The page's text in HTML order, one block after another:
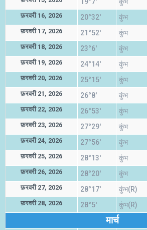
फ़रवरी 16, 2026 20°32' कुंभ
फ़रवरी 17, 2026 21°52' कुंभ
फ़रवरी 18, 2026 23°6' कुंभ
फ़रवरी 19, 2026 24°14' कुंभ
फ़रवरी 20, 2026 25°15' कुंभ
फ़रवरी 21, 2026 26°8' कुंभ
फ़रवरी 22, 2026 26°53' कुंभ
फ़रवरी 23, 2026 27°29' कुंभ
फ़रवरी 24, 2026 27°56' कुंभ
फ़रवरी 25, 2026 28°13' कुंभ
फ़रवरी 26, 2026 28°20' कुंभ
फ़रवरी 27, 2026 28°17' कुंभ(R)
फ़रवरी 28, 2026 28°5' कुंभ(R)
मार्च